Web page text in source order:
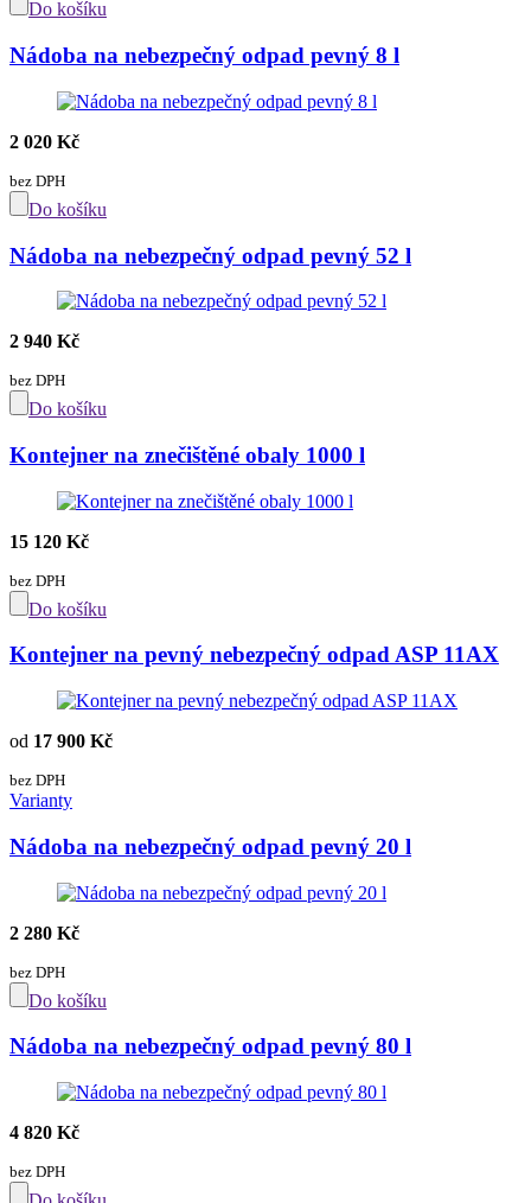
Do košíku
Nádoba na nebezpečný odpad pevný 8 l
2 020 Kč
bez DPH
Do košíku
Nádoba na nebezpečný odpad pevný 52 l
2 940 Kč
bez DPH
Do košíku
Kontejner na znečištěné obaly 1000 l
15 120 Kč
bez DPH
Do košíku
Kontejner na pevný nebezpečný odpad ASP 11AX
od 17 900 Kč
bez DPH
Varianty
Nádoba na nebezpečný odpad pevný 20 l
2 280 Kč
bez DPH
Do košíku
Nádoba na nebezpečný odpad pevný 80 l
4 820 Kč
bez DPH